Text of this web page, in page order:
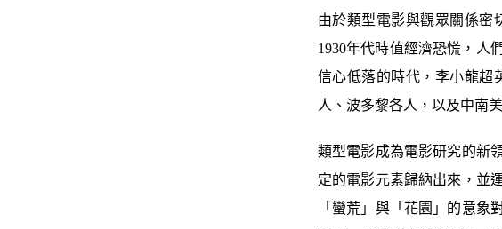
由於類型電影與觀眾關係密
1930年代時值經濟恐慌，人
信心低落的時代，李小龍超
人、波多黎各人，以及中南
類型電影成為電影研究的新
定的電影元素歸納出來，並
「蠻荒」與「花園」的意